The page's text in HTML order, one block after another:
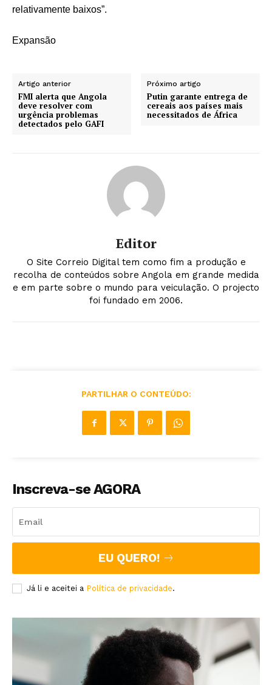
relativamente baixos”.
Expansão
Artigo anterior
FMI alerta que Angola
deve resolver com
urgência problemas
detectados pelo GAFI
Próximo artigo
Putin garante entrega de
cereais aos países mais
necessitados de África
Editor
O Site Correio Digital tem como fim a produção e
recolha de conteúdos sobre Angola em grande medida
e em parte sobre o mundo para veiculação. O projecto
foi fundado em 2006.
PARTILHAR O CONTEÚDO:
Inscreva-se AGORA
EU QUERO!
Já li e aceitei a Política de privacidade.